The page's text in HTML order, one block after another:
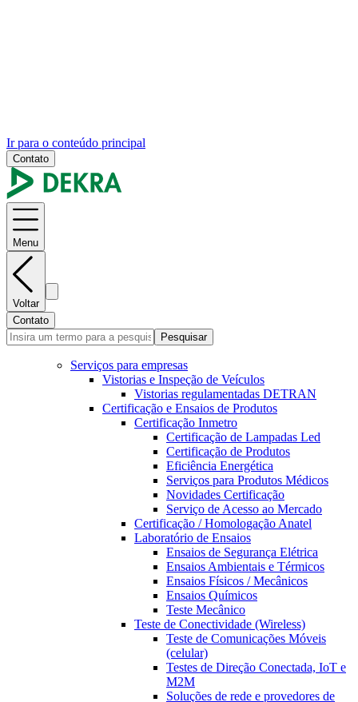
Ir para o conteúdo principal
Contato
Menu
Voltar
Contato
Pesquisar
Serviços para empresas
Vistorias e Inspeção de Veículos
Vistorias regulamentadas DETRAN
Certificação e Ensaios de Produtos
Certificação Inmetro
Certificação de Lampadas Led
Certificação de Produtos
Eficiência Energética
Serviços para Produtos Médicos
Novidades Certificação
Serviço de Acesso ao Mercado
Certificação / Homologação Anatel
Laboratório de Ensaios
Ensaios de Segurança Elétrica
Ensaios Ambientais e Térmicos
Ensaios Físicos / Mecânicos
Ensaios Químicos
Teste Mecânico
Teste de Conectividade (Wireless)
Teste de Comunicações Móveis
(celular)
Testes de Direção Conectada, IoT e
M2M
Soluções de rede e provedores de